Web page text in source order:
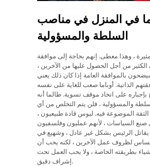
في المنزل في مناصب
السلطة والمسؤولية
، وهذا معطى. إنهم بحاجة إلى موافقة
من أجل الحصول عليها من الآخرين ،
بالموافقة العامة إذا كان ذلك يعني
الذاتية. أوباما صعب للغاية على نفسه
على اتخاذ موقف تسوية. طالما أنه
والمسؤولية ، فلن يتم التخلص من أي
الثقة الموضوعة فيه. ليوس قادة طبيعيون ،
السياسات ، لأنهم عمليون وفلسفيون
الرئيس بشكل غير عادل ، وشهيع في
حساس لظروف عمل الآخرين ، لكنه يحب أن
بطريقته الخاصة ، ولا يحب العمل تحت
إشراف دقيق.